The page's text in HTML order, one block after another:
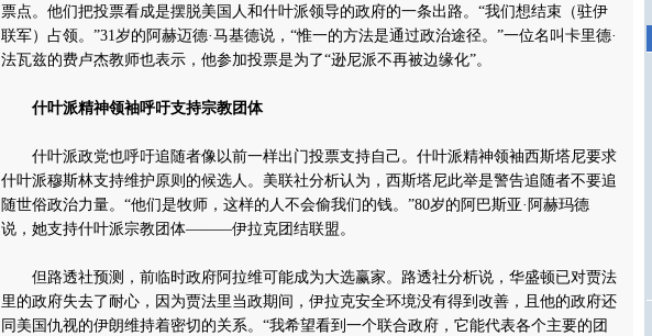
票点。他们把投票看成是摆脱美国人和什叶派领导的政府的一条出路。“我们想结束（驻伊
联军）占领。”31岁的阿赫迈德·马基德说，“惟一的方法是通过政治途径。”一位名叫卡里德·
法瓦兹的费卢杰教师也表示，他参加投票是为了“逊尼派不再被边缘化”。
什叶派精神领袖呼吁支持宗教团体
什叶派政党也呼吁追随者像以前一样出门投票支持自己。什叶派精神领袖西斯塔尼要求
什叶派穆斯林支持维护原则的候选人。美联社分析认为，西斯塔尼此举是警告追随者不要追
随世俗政治力量。“他们是牧师，这样的人不会偷我们的钱。”80岁的阿巴斯亚·阿赫玛德
说，她支持什叶派宗教团体———伊拉克团结联盟。
但路透社预测，前临时政府阿拉维可能成为大选赢家。路透社分析说，华盛顿已对贾法
里的政府失去了耐心，因为贾法里当政期间，伊拉克安全环境没有得到改善，且他的政府还
同美国仇视的伊朗维持着密切的关系。“我希望看到一个联合政府，它能代表各个主要的团